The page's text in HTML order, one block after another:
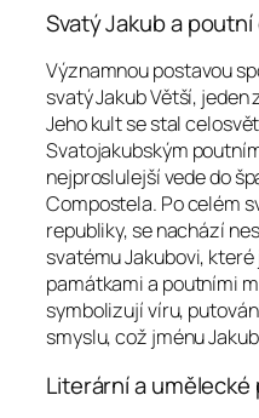
Svatý Jakub a
Významnou postavou
svatý Jakub Větší, jeden
Jeho kult se stal
Svatojakubským
nejproslulejší vede do
Compostela. Po celém
republiky, se nachází
svatému Jakubovi,
památkami a poutními
symbolizují víru,
smyslu, což jménu
Literární a